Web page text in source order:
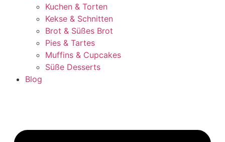
Kuchen & Torten
Kekse & Schnitten
Brot & Süßes Brot
Pies & Tartes
Muffins & Cupcakes
Süße Desserts
Blog